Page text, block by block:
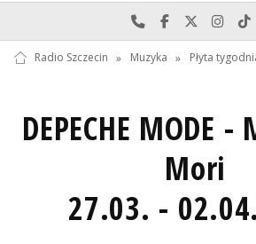
Najlepiej po prostu
Odwiedź nas
Odwiedź
Radio Szczecin » Muzyka » Płyta
DEPECHE MODE
Mori
27.03. -